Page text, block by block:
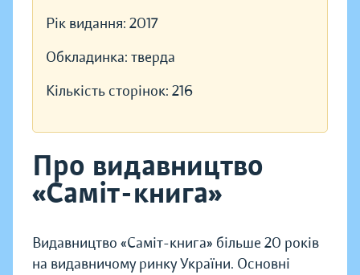
Рік видання: 2017
Обкладинка: тверда
Кількість сторінок: 216
Про видавництво
«Саміт-книга»
Видавництво «Саміт-книга» більше 20 років
на видавничому ринку України. Основні